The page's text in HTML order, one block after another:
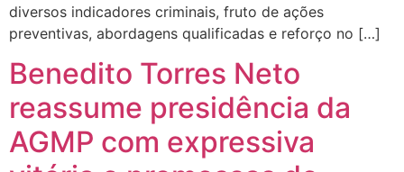
diversos indicadores criminais, fruto de ações
preventivas, abordagens qualificadas e reforço no […]
Benedito Torres Neto
reassume presidência da
AGMP com expressiva